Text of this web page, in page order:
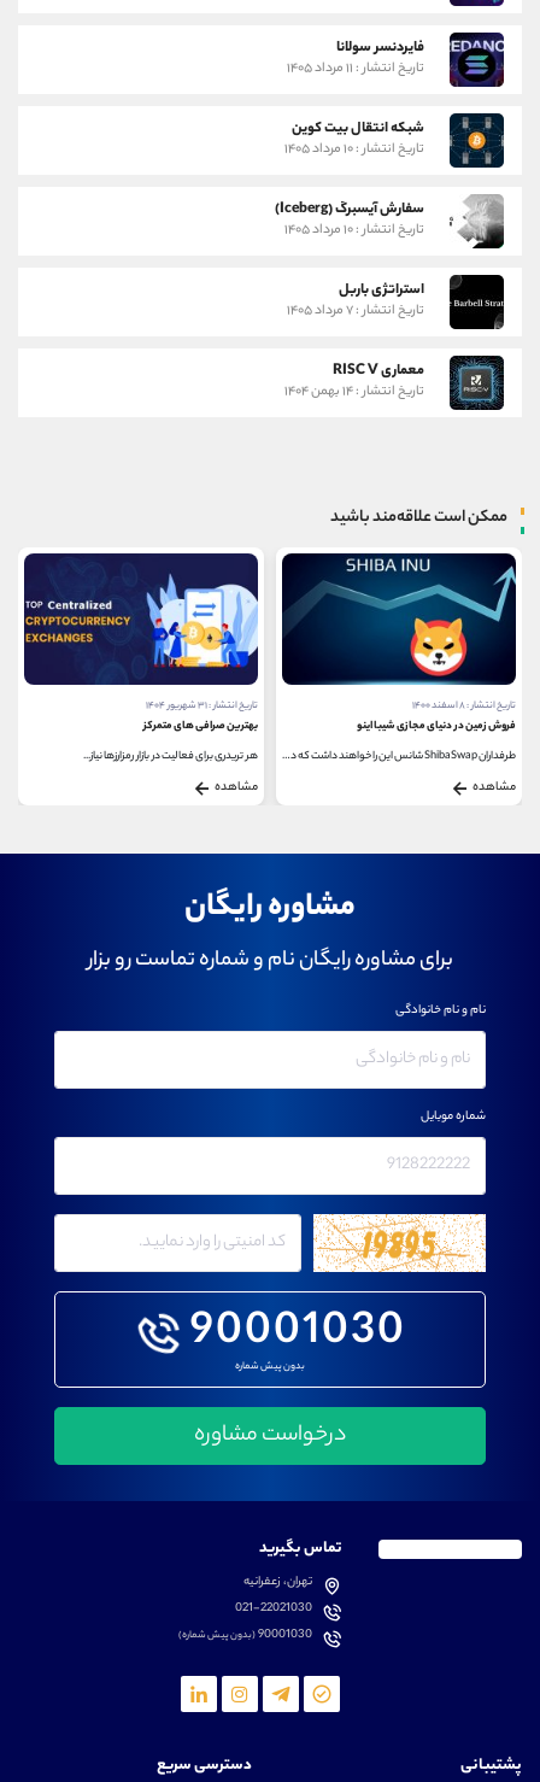
فایردنسر سولانا
تاریخ انتشار : ۱۱ مرداد ۱۴۰۵
شبکه انتقال بیت کوین
تاریخ انتشار : ۱۰ مرداد ۱۴۰۵
سفارش آیسبرگ (Iceberg)
تاریخ انتشار : ۱۰ مرداد ۱۴۰۵
استراتژی باربل
تاریخ انتشار : ۷ مرداد ۱۴۰۵
معماری RISC V
تاریخ انتشار : ۱۴ بهمن ۱۴۰۴
ممکن است علاقه‌مند باشید
تاریخ انتشار : ۸ اسفند ۱۴۰۰
فروش زمین در دنیای مجازی شیبا اینو
طرفداران ShibaSwap شانس این را خواهند داشت که در دنیای...
مشاهده
تاریخ انتشار : ۳۱ شهریور ۱۴۰۴
بهترین صرافی های متمرکز
هر تریدری برای فعالیت در بازار رمزارزها نیاز...
مشاهده
مشاوره رایگان
برای مشاوره رایگان نام و شماره تماست رو بزار
90001030
بدون پیش شماره
نام و نام خانوادگی
شماره موبایل
تماس بگیرید
تهران، زعفرانیه
021-22021030
90001030(بدون پیش شماره)
پشتیبانی دسترسی سریع